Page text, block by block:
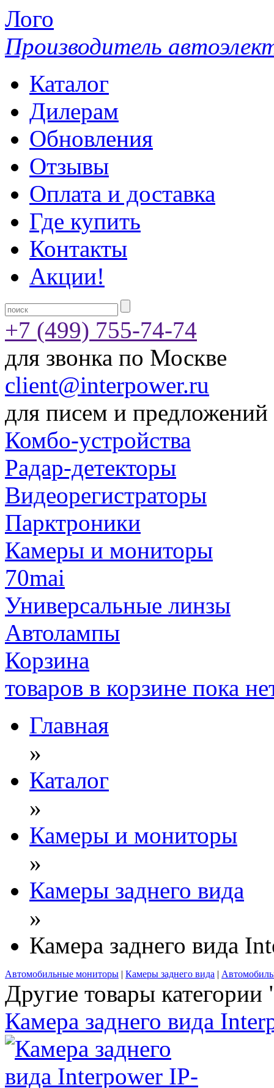
Лого
Производитель
Каталог
Дилерам
Обновления
Отзывы
Оплата и доставка
Где купить
Контакты
Акции!
+7 (499) 755-74-74
для звонка по Москве
client@interpower.ru
для писем и предложений
Комбо-устройства
Радар-детекторы
Видеорегистраторы
Парктроники
Камеры и мониторы
70mai
Универсальные линзы
Автолампы
Корзина
товаров в корзине пока
Главная
»
Каталог
»
Камеры и мониторы
»
Камеры заднего вида
»
Камера заднего вида
Автомобильные мониторы | Камеры заднего вида |
Другие товары
Камера заднего вида